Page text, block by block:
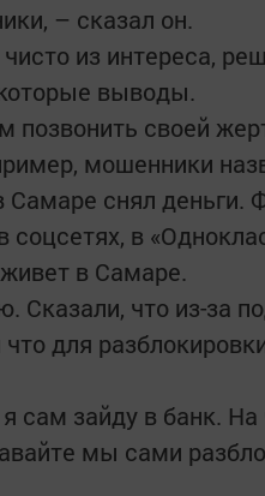
– сказал он.
из интереса,
выводы.
своей
мошенники
Самаре снял деньги.
соцсетях, в
живет в Самаре.
Сказали, что из-за
для
сам зайду в банк.
мы сами